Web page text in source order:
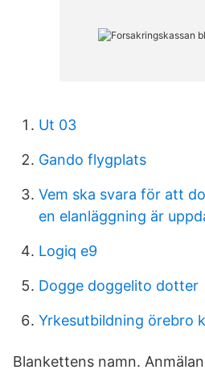
Ut 03
Gando flygplats
Vem ska svara för att
en elanläggning är
Logiq e9
Dogge doggelito dotter
Yrkesutbildning örebro
Blankettens namn.